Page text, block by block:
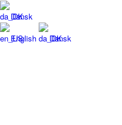
Dansk
English
Dansk